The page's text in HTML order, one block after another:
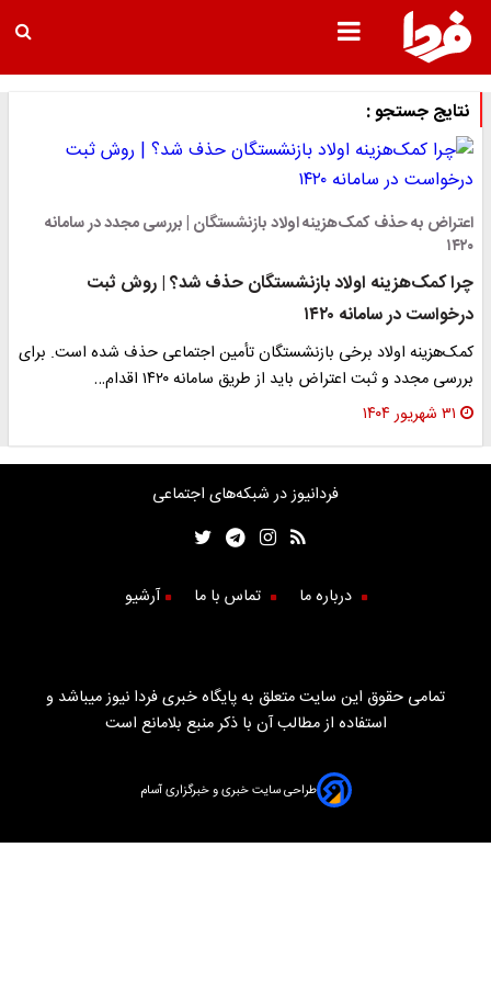
نتایج جستجو :
اعتراض به حذف کمک‌هزینه اولاد بازنشستگان | بررسی مجدد در سامانه
۱۴۲۰
چرا کمک‌هزینه اولاد بازنشستگان حذف شد؟ | روش ثبت
درخواست در سامانه ۱۴۲۰
کمک‌هزینه اولاد برخی بازنشستگان تأمین اجتماعی حذف شده است. برای
بررسی مجدد و ثبت اعتراض باید از طریق سامانه ۱۴۲۰ اقدام…
۳۱ شهریور ۱۴۰۴
فردانیوز در شبکه‌های اجتماعی
درباره ما تماس با ما آرشیو
تمامی حقوق این سایت متعلق به پایگاه خبری فردا نیوز میباشد و
استفاده از مطالب آن با ذکر منبع بلامانع است
طراحی سایت خبری و خبرگزاری آسام